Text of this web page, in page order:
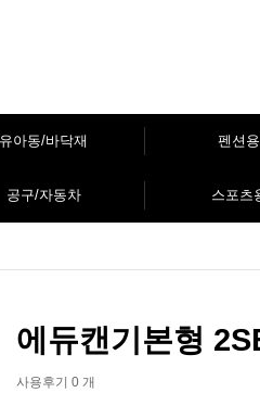
유아동/바닥재 펜션
공구/자동차 스포츠
에듀캔기본형
사용후기 0 개